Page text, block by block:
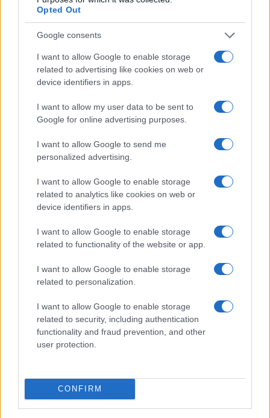
Opted Out
Google consents
I want to allow Google to enable storage
related to advertising like cookies on web or
device identifiers in apps.
I want to allow my user data to be sent to
Google for online advertising purposes.
I want to allow Google to send me
personalized advertising.
I want to allow Google to enable storage
related to analytics like cookies on web or
device identifiers in apps.
I want to allow Google to enable storage
related to functionality of the website or app.
I want to allow Google to enable storage
related to personalization.
I want to allow Google to enable storage
related to security, including authentication
functionality and fraud prevention, and other
user protection.
CONFIRM
Prochains matchs
28 Août
Toulouse
La Rochelle
21h05
Toulouse
Toulouse
13 Sept.
21h05
19 Sept.
Toulouse
Prochains Matchs Lyon OU
Lyon OU
05 Sept.
19h00
Clermont
Racing 92